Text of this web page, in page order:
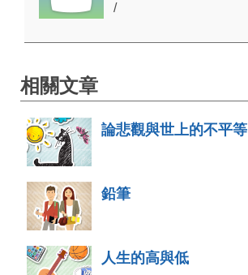
/
相關文章
論悲觀與世上的不平等
鉛筆
人生的高與低